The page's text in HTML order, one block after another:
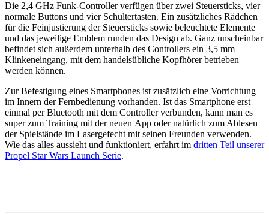
Die 2,4 GHz Funk-Controller verfügen über zwei Steuersticks, vier
normale Buttons und vier Schultertasten. Ein zusätzliches Rädchen
für die Feinjustierung der Steuersticks sowie beleuchtete Elemente
und das jeweilige Emblem runden das Design ab. Ganz unscheinbar
befindet sich außerdem unterhalb des Controllers ein 3,5 mm
Klinkeneingang, mit dem handelsübliche Kopfhörer betrieben
werden können.
Zur Befestigung eines Smartphones ist zusätzlich eine Vorrichtung
im Innern der Fernbedienung vorhanden. Ist das Smartphone erst
einmal per Bluetooth mit dem Controller verbunden, kann man es
super zum Training mit der neuen App oder natürlich zum Ablesen
der Spielstände im Lasergefecht mit seinen Freunden verwenden.
Wie das alles aussieht und funktioniert, erfahrt im dritten Teil unserer
Propel Star Wars Launch Serie.